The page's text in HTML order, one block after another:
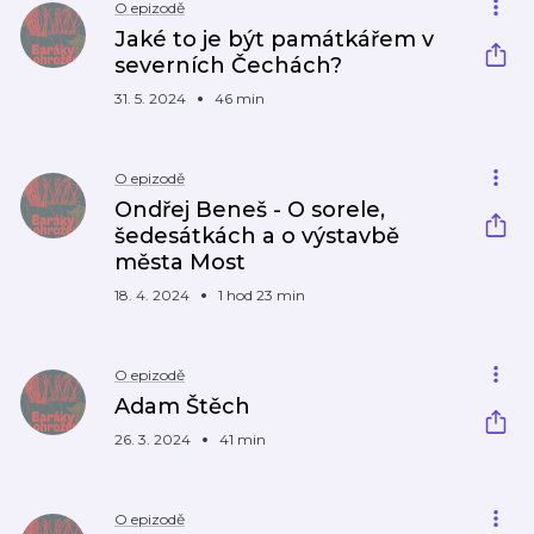
O epizodě
Jaké to je být památkářem v
severních Čechách?
31. 5. 2024 46 min
O epizodě
Ondřej Beneš - O sorele,
šedesátkách a o výstavbě
města Most
18. 4. 2024 1 hod 23 min
O epizodě
Adam Štěch
26. 3. 2024 41 min
O epizodě